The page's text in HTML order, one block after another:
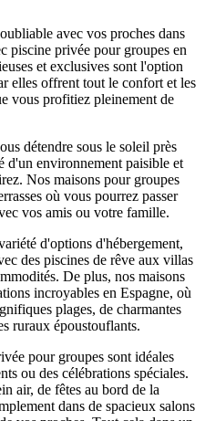
avec vos proches dans
piscine privée pour groupes en
et exclusives sont l'option
elles offrent tout le confort et les
vous profitiez pleinement de
détendre sous le soleil près
d'un environnement paisible et
Nos maisons pour groupes
où vous pourrez passer
vos amis ou votre famille.
d'options d'hébergement,
des piscines de rêve aux villas
De plus, nos maisons
incroyables en Espagne, où
plages, de charmantes
ruraux époustouflants.
pour groupes sont idéales
ou des célébrations spéciales.
air, de fêtes au bord de la
dans de spacieux salons